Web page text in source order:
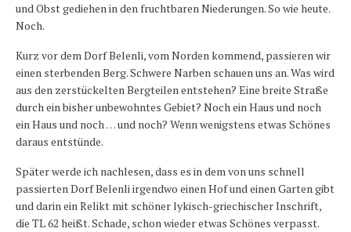
und Obst gediehen in den fruchtbaren Niederungen. So wie heute.
Noch.
Kurz vor dem Dorf Belenli, vom Norden kommend, passieren wir
einen sterbenden Berg. Schwere Narben schauen uns an. Was wird
aus den zerstückelten Bergteilen entstehen? Eine breite Straße
durch ein bisher unbewohntes Gebiet? Noch ein Haus und noch
ein Haus und noch … und noch? Wenn wenigstens etwas Schönes
daraus entstünde.
Später werde ich nachlesen, dass es in dem von uns schnell
passierten Dorf Belenli irgendwo einen Hof und einen Garten gibt
und darin ein Relikt mit schöner lykisch-griechischer Inschrift,
die TL 62 heißt. Schade, schon wieder etwas Schönes verpasst.